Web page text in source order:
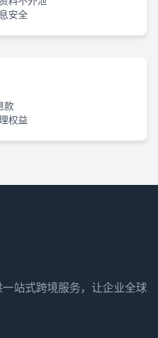
安全
款
权益
站式跨境服务，让企业全球